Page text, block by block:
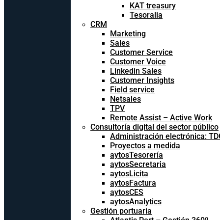
KAT treasury
Tesoralia
CRM
Marketing
Sales
Customer Service
Customer Voice
Linkedin Sales
Customer Insights
Field service
Netsales
TPV
Remote Assist – Active Work
Consultoría digital del sector público
Administración electrónica:
Proyectos a medida
aytosTesorería
aytosSecretaria
aytosLicita
aytosFactura
aytosCES
aytosAnalytics
Gestión portuaria